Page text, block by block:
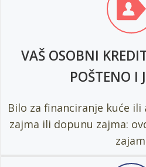
VAŠ OSOBNI
POŠTENO I
Bilo za financiranje kuće
zajma ili dopunu zajma: